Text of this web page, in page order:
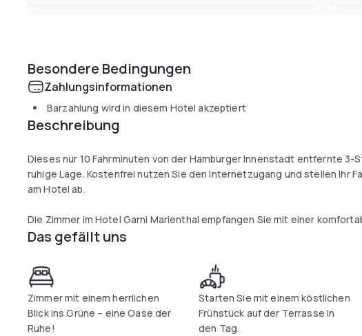
Besondere Bedingungen
Zahlungsinformationen
Barzahlung wird in diesem Hotel akzeptiert
Beschreibung
Dieses nur 10 Fahrminuten von der Hamburger Innenstadt entfernte
ruhige Lage. Kostenfrei nutzen Sie den Internetzugang und stellen Ihr
am Hotel ab.
Die Zimmer im Hotel Garni Marienthal empfangen Sie mit einer
Das Hotel Marienthal bietet auch einen lichtdurchfluteten
beim Frühstück und bei Getränken auf der Terrasse unter freiem Himmel.
Das gefällt uns
Zimmer mit einem herrlichen
Blick ins Grüne – eine Oase der
Ruhe!
Starten Sie mit einem köstlichen
Frühstück auf der Terrasse in
den Tag.